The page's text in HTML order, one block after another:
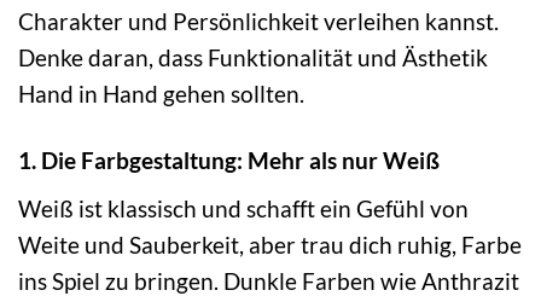
Charakter und Persönlichkeit verleihen kannst.
Denke daran, dass Funktionalität und Ästhetik
Hand in Hand gehen sollten.
1. Die Farbgestaltung: Mehr als nur Weiß
Weiß ist klassisch und schafft ein Gefühl von
Weite und Sauberkeit, aber trau dich ruhig, Farbe
ins Spiel zu bringen. Dunkle Farben wie Anthrazit